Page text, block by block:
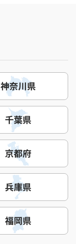
神奈川県
千葉県
京都府
兵庫県
福岡県